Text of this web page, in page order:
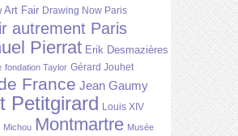
Art Fair Drawing Now Paris
autrement Paris
Pierrat Erik Desmazières
fondation Taylor Gérard Jouhet
France Jean Gaumy
Petitgirard Louis XIV
Michou Montmartre Musée